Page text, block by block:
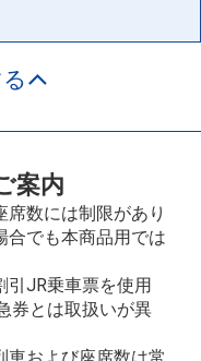
空席
+0円
座席表
空席
空席
+0円
案内
席数には制限があり
合でも本商品用では
引JR乗車票を使用
券とは取扱いが異
車および座席数は常